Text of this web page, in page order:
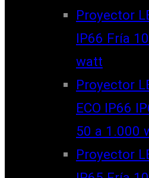
Proyector
IP66 Fría
watt
Proyector
ECO IP66
50 a 1.000
Proyector